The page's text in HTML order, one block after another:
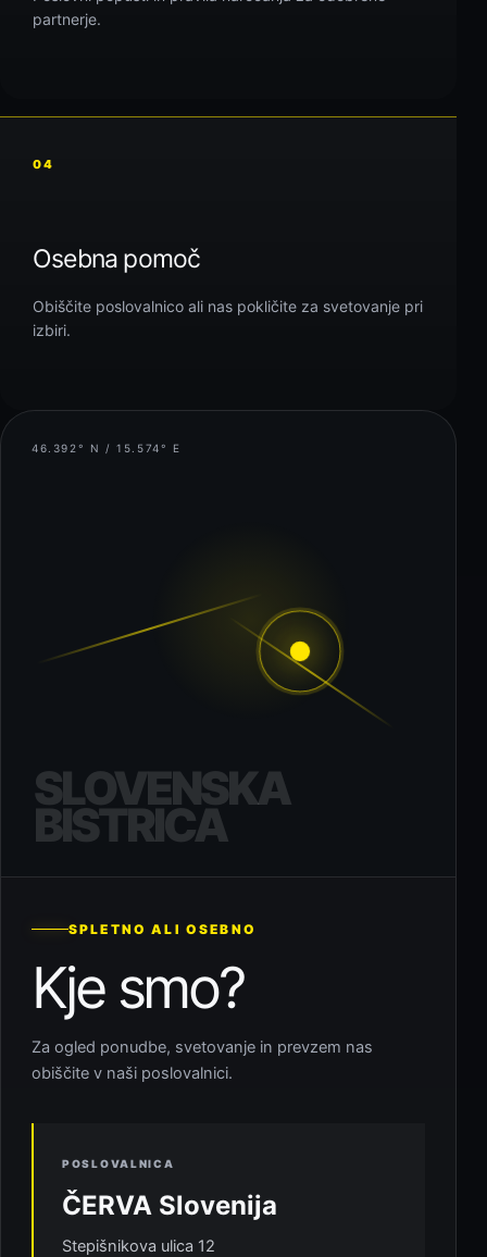
partnerje.
04
Osebna pomoč
Obiščite poslovalnico ali nas pokličite za svetovanje pri
izbiri.
46.392° N / 15.574° E
SLOVENSKA
BISTRICA
SPLETNO ALI OSEBNO
Kje smo?
Za ogled ponudbe, svetovanje in prevzem nas
obiščite v naši poslovalnici.
POSLOVALNICA
ČERVA Slovenija
Stepišnikova ulica 12